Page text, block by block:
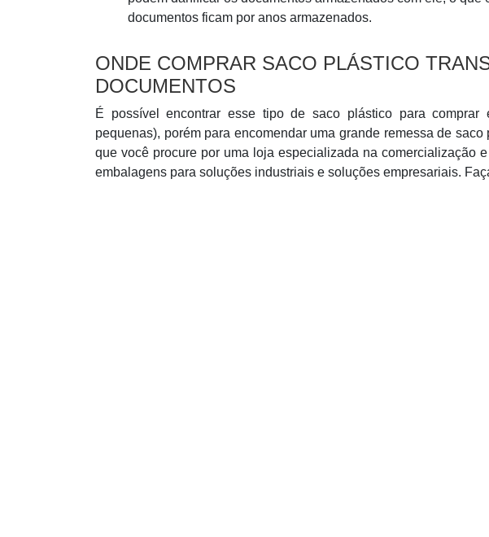
documentos ficam por anos armazenados.
ONDE COMPRAR SACO PLÁSTICO
DOCUMENTOS
É possível encontrar esse tipo de saco plástico para
pequenas), porém para encomendar uma grande remessa de
que você procure por uma loja especializada na comercialização
embalagens para soluções industriais e soluções empresariais.